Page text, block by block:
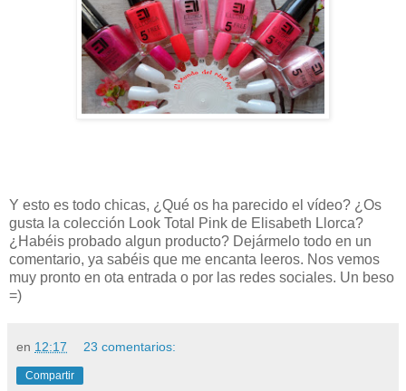
Y esto es todo chicas, ¿Qué os ha parecido el vídeo? ¿Os
gusta la colección Look Total Pink de Elisabeth Llorca?
¿Habéis probado algun producto? Dejármelo todo en un
comentario, ya sabéis que me encanta leeros. Nos vemos
muy pronto en ota entrada o por las redes sociales. Un beso
=)
en 12:17 23 comentarios:
Compartir